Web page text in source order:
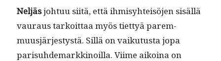
Neljäsjohtuu siitä, että ihmisy­hteisö­jen sisäl­lä
vau­raus tarkoit­taa myös tiet­tyä parem­
muusjärjestys­tä. Sil­lä on vaiku­tus­ta jopa
parisuhde­markki­noil­la. Viime aikoina on